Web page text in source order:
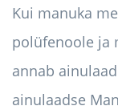
Kui manuka
polüfenoole ja
annab
ainulaadse